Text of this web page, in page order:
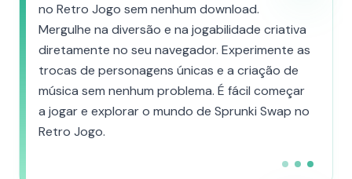
no Retro Jogo sem nenhum download.
Mergulhe na diversão e na jogabilidade criativa
diretamente no seu navegador. Experimente as
trocas de personagens únicas e a criação de
música sem nenhum problema. É fácil começar
a jogar e explorar o mundo de Sprunki Swap no
Retro Jogo.